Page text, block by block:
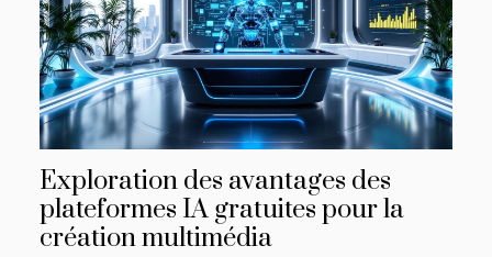
Exploration des avantages des
plateformes IA gratuites pour la
création multimédia